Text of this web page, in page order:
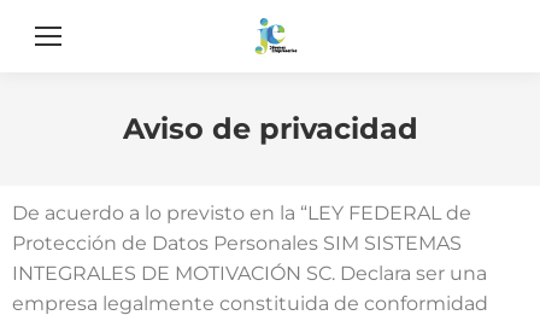
Aviso de privacidad
De acuerdo a lo previsto en la “LEY FEDERAL de
Protección de Datos Personales SIM SISTEMAS
INTEGRALES DE MOTIVACIÓN SC. Declara ser una
empresa legalmente constituida de conformidad